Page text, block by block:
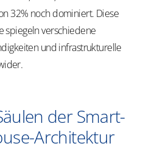
32% noch dominiert. Diese
spiegeln verschiedene
und infrastrukturelle
der Smart-
Architektur